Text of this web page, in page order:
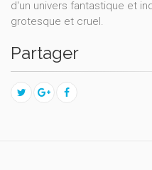
d'un univers fantastique et
grotesque et cruel.
Partager